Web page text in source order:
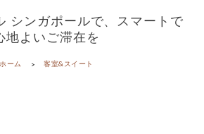
シンガポールで、スマートで
地よいご滞在を
ホーム 客室&スイート